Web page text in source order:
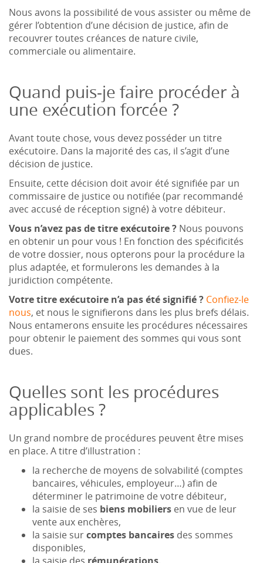
Nous avons la possibilité de vous assister ou même de
gérer l’obtention d’une décision de justice, afin de
recouvrer toutes créances de nature civile,
commerciale ou alimentaire.
Quand puis-je faire procéder à
une exécution forcée ?
Avant toute chose, vous devez posséder un titre
exécutoire. Dans la majorité des cas, il s’agit d’une
décision de justice.
Ensuite, cette décision doit avoir été signifiée par un
commissaire de justice ou notifiée (par recommandé
avec accusé de réception signé) à votre débiteur.
Vous n’avez pas de titre exécutoire ? Nous pouvons
en obtenir un pour vous ! En fonction des spécificités
de votre dossier, nous opterons pour la procédure la
plus adaptée, et formulerons les demandes à la
juridiction compétente.
Votre titre exécutoire n’a pas été signifié ? Confiez-le
nous, et nous le signifierons dans les plus brefs délais.
Nous entamerons ensuite les procédures nécessaires
pour obtenir le paiement des sommes qui vous sont
dues.
Quelles sont les procédures
applicables ?
Un grand nombre de procédures peuvent être mises
en place. A titre d’illustration :
la recherche de moyens de solvabilité (comptes
bancaires, véhicules, employeur…) afin de
déterminer le patrimoine de votre débiteur,
la saisie de ses biens mobiliers en vue de leur
vente aux enchères,
la saisie surcomptes bancaires des sommes
disponibles,